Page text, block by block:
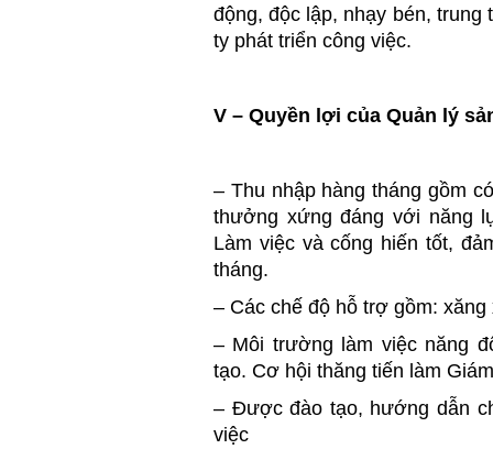
động, độc lập, nhạy bén,
ty phát triển công việc.
V – Quyền lợi của Quản lý
– Thu nhập hàng tháng gồm
thưởng xứng đáng với năng
Làm việc và cống hiến tốt,
tháng.
– Các chế độ hỗ trợ gồm:
– Môi trường làm việc năng
tạo. Cơ hội thăng tiến làm
– Được đào tạo, hướng dẫn
việc